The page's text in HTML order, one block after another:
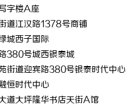
字楼A座
道江汉路1378号商铺
城西子国际
380号城西银泰城
街道迎宾路380号银泰时代中心
恒时代中心
道大坪隆华书店天街A馆